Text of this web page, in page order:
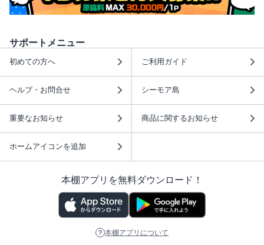
サポートメニュー
初めての方へ ご利用ガイド
ヘルプ・お問合せ シーモア島
重要なお知らせ 商品に関するお知らせ
ホームアイコンを追加
本棚アプリを無料ダウンロード！
本棚アプリについて